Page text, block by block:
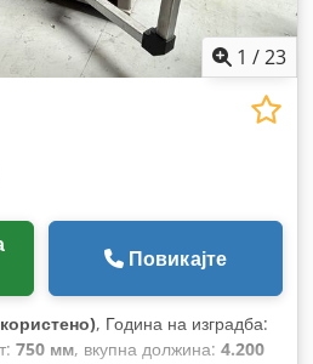
1 /23
Повикајте
, Година на изградба:
750 мм, вкупна должина: 4.200